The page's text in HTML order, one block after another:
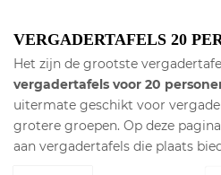
VERGADERTAFELS 20
Het zijn de grootste
vergadertafels voor 20
uitermate geschikt voor
grotere groepen. Op deze
aan vergadertafels die plaats